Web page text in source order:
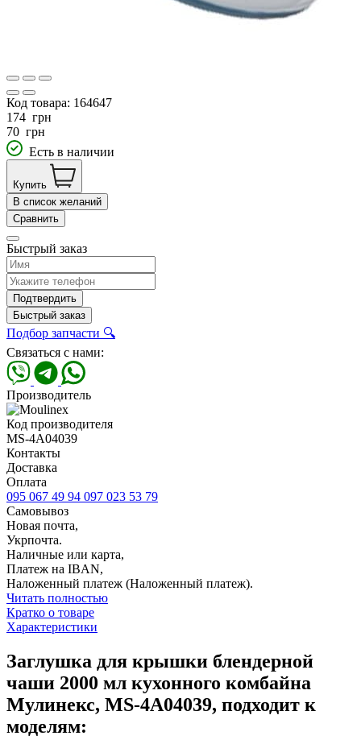
Код товара: 164647
174 грн
70 грн
Есть в наличии
Купить
В список желаний
Сравнить
Быстрый заказ
Подтвердить
Быстрый заказ
Подбор запчасти 🔍
Связаться с нами:
Производитель
Код производителя
MS-4A04039
Контакты
Доставка
Оплата
095 067 49 94 097 023 53 79
Самовывоз
Новая почта,
Укрпочта.
Наличные или карта,
Платеж на IBAN,
Наложенный платеж (Наложенный платеж).
Читать полностью
Кратко о товаре
Характеристики
Заглушка для крышки блендерной
чаши 2000 мл кухонного комбайна
Мулинекс, MS-4A04039, подходит к
моделям: